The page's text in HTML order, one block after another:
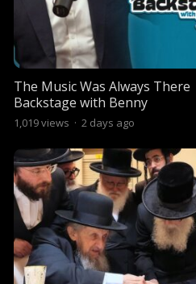
The Music Was Always
Backstage with Benny
1,019views · 2 days ago